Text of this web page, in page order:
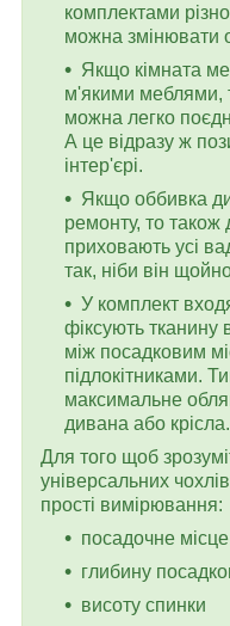
комплектами
можна змінювати
Якщо кімната
м'якими меблями,
можна легко
А це відразу ж
інтер'єрі.
Якщо оббивка
ремонту, то
приховають усі
так, ніби він
У комплект
фіксують тканину
між посадковим
підлокітниками.
максимальне
дивана або крісла.
Для того щоб
універсальних
прості вимірювання:
посадочне місце
глибину
висоту спинки